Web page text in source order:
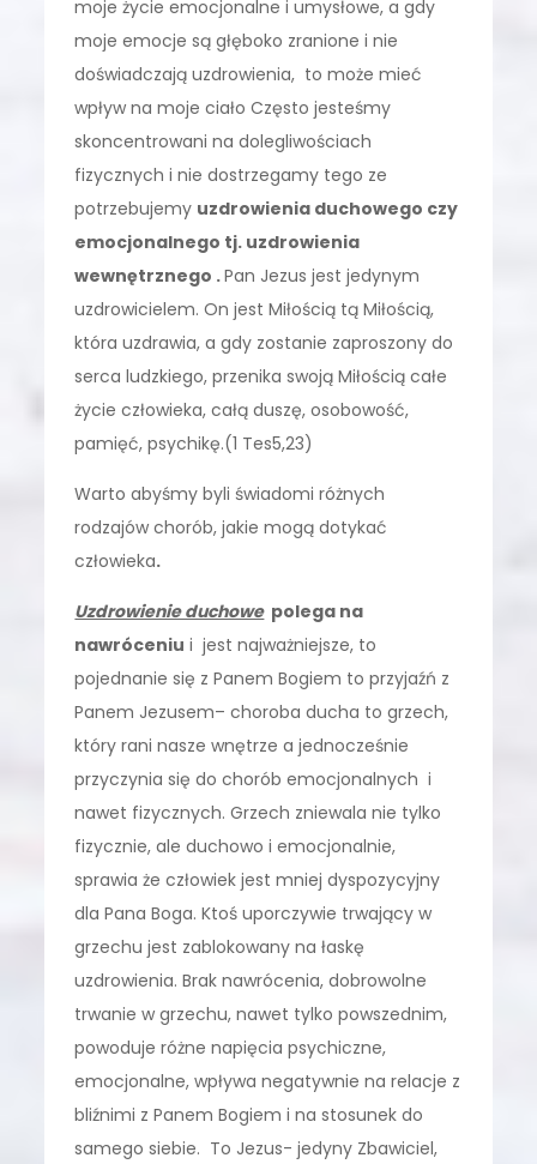
moje życie emocjonalne i umysłowe, a gdy
moje emocje są głęboko zranione i nie
doświadczają uzdrowienia, to może mieć
wpływ na moje ciało Często jesteśmy
skoncentrowani na dolegliwościach
fizycznych i nie dostrzegamy tego ze
potrzebujemy uzdrowienia duchowego czy
emocjonalnego tj. uzdrowienia
wewnętrznego .Pan Jezus jest jedynym
uzdrowicielem. On jest Miłością tą Miłością,
która uzdrawia, a gdy zostanie zaproszony do
serca ludzkiego, przenika swoją Miłością całe
życie człowieka, całą duszę, osobowość,
pamięć, psychikę.(1 Tes5,23)
Warto abyśmy byli świadomi różnych
rodzajów chorób, jakie mogą dotykać
człowieka.
Uzdrowienie duchowepolega na
nawróceniu i jest najważniejsze, to
pojednanie się z Panem Bogiem to przyjaźń z
Panem Jezusem– choroba ducha to grzech,
który rani nasze wnętrze a jednocześnie
przyczynia się do chorób emocjonalnych i
nawet fizycznych. Grzech zniewala nie tylko
fizycznie, ale duchowo i emocjonalnie,
sprawia że człowiek jest mniej dyspozycyjny
dla Pana Boga. Ktoś uporczywie trwający w
grzechu jest zablokowany na łaskę
uzdrowienia. Brak nawrócenia, dobrowolne
trwanie w grzechu, nawet tylko powszednim,
powoduje różne napięcia psychiczne,
emocjonalne, wpływa negatywnie na relacje z
bliźnimi z Panem Bogiem i na stosunek do
samego siebie. To Jezus- jedyny Zbawiciel,